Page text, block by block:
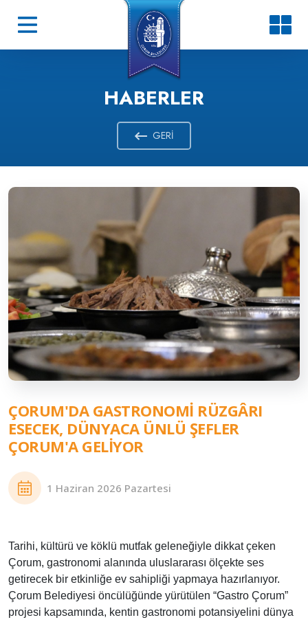
HABERLER
GERI
ÇORUM'DA GASTRONOMI RÜZGÂRI
ESECEK, DÜNYACA ÜNLÜ ŞEFLER
ÇORUM'A GELIYOR
1 Haziran 2026 Pazartesi
Tarihi, kültürü ve köklü mutfak geleneğiyle dikkat çeken
Çorum, gastronomi alanında uluslararası ölçekte ses
getirecek bir etkinliğe ev sahipliği yapmaya hazırlanıyor.
Çorum Belediyesi öncülüğünde yürütülen “Gastro Çorum”
projesi kapsamında, kentin gastronomi potansiyelini dünya